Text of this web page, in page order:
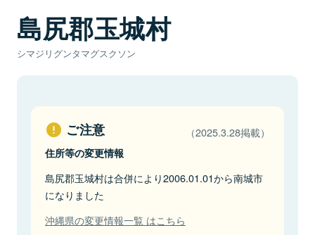
島尻郡玉城村
シマジリグンタマグスクソン
ご注意 （2025.3.28掲載）
住所等の変更情報
島尻郡玉城村は合併により2006.01.01から南城市
になりました
沖縄県の変更情報一覧 はこちら